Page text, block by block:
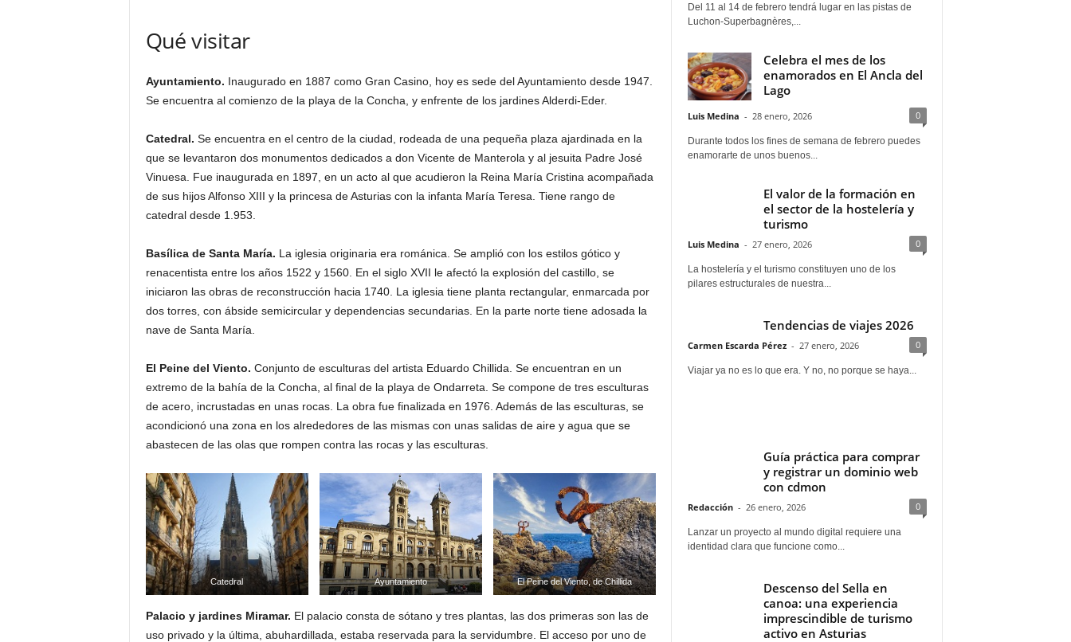
Qué visitar
Ayuntamiento. Inaugurado en 1887 como Gran Casino, hoy es sede del Ayuntamiento desde 1947.
Se encuentra al comienzo de la playa de la Concha, y enfrente de los jardines Alderdi-Eder.
Catedral. Se encuentra en el centro de la ciudad, rodeada de una pequeña plaza ajardinada en la
que se levantaron dos monumentos dedicados a don Vicente de Manterola y al jesuita Padre José
Vinuesa. Fue inaugurada en 1897, en un acto al que acudieron la Reina María Cristina acompañada
de sus hijos Alfonso XIII y la princesa de Asturias con la infanta María Teresa. Tiene rango de
catedral desde 1.953.
Basílica de Santa María. La iglesia originaria era románica. Se amplió con los estilos gótico y
renacentista entre los años 1522 y 1560. En el siglo XVII le afectó la explosión del castillo, se
iniciaron las obras de reconstrucción hacia 1740. La iglesia tiene planta rectangular, enmarcada por
dos torres, con ábside semicircular y dependencias secundarias. En la parte norte tiene adosada la
nave de Santa María.
El Peine del Viento. Conjunto de esculturas del artista Eduardo Chillida. Se encuentran en un
extremo de la bahía de la Concha, al final de la playa de Ondarreta. Se compone de tres esculturas
de acero, incrustadas en unas rocas. La obra fue finalizada en 1976. Además de las esculturas, se
acondicionó una zona en los alrededores de las mismas con unas salidas de aire y agua que se
abastecen de las olas que rompen contra las rocas y las esculturas.
Catedral Ayuntamiento El Peine del Viento, de Chillida
Palacio y jardines Miramar. El palacio consta de sótano y tres plantas, las dos primeras son las de
uso privado y la última, abuhardillada, estaba reservada para la servidumbre. El acceso por uno de
Del 11 al 14 de febrero tendrá lugar en las pistas de
Luchon-Superbagnères,...
Celebra el mes de los
enamorados en El Ancla del
Lago
Luis Medina - 28 enero, 2026 0
Durante todos los fines de semana de febrero puedes
enamorarte de unos buenos...
El valor de la formación en
el sector de la hostelería y
turismo
Luis Medina - 27 enero, 2026 0
La hostelería y el turismo constituyen uno de los
pilares estructurales de nuestra...
Tendencias de viajes 2026
Carmen Escarda Pérez - 27 enero, 2026 0
Viajar ya no es lo que era. Y no, no porque se haya...
Guía práctica para comprar
y registrar un dominio web
con cdmon
Redacción - 26 enero, 2026 0
Lanzar un proyecto al mundo digital requiere una
identidad clara que funcione como...
Descenso del Sella en
canoa: una experiencia
imprescindible de turismo
activo en Asturias